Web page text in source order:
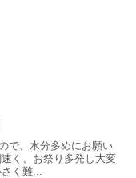
で、水分多めにお願い
く、お祭り多発し大変
く難...